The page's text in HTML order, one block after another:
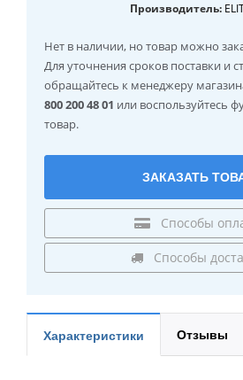
Производитель:
Нет в наличии, но товар можно
Для уточнения сроков поставки и
обращайтесь к менеджеру
800 200 48 01 или воспользуйтесь
товар.
ЗАКАЗАТЬ
Способы
Способы
Характеристики Отзывы